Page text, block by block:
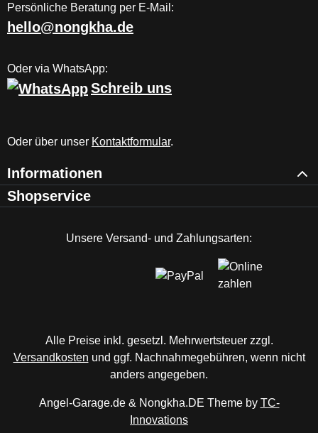
Persönliche Beratung per E-Mail:
hello@nongkha.de
Oder via WhatsApp:
Schreib uns
Oder über unser Kontaktformular.
Informationen
Shopservice
Unsere Versand- und Zahlungsarten:
Alle Preise inkl. gesetzl. Mehrwertsteuer zzgl.
Versandkosten und ggf. Nachnahmegebühren, wenn nicht
anders angegeben.
Angel-Garage.de & Nongkha.DE Theme by TC-
Innovations